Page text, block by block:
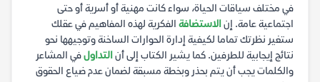
في مختلف سياقات الحياة، سواء كانت مهنية أو أسرية أو حتى
اجتماعية عامة. إنالاستضافة الفكرية لهذه المفاهيم في عقلك
ستغير نظرتك تماما لكيفية إدارة الحوارات الساخنة وتوجيهها نحو
نتائج إيجابية للطرفين. كما يشير الكتاب إلى أنالتداولفي المشاعر
والكلمات يجب أن يتم بحذر وبخطة مسبقة لضمان عدم ضياع الحقوق